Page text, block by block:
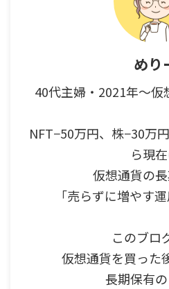
めり
40代主婦・2021年～仮
NFT−50万円、株−30万
ら現
仮想通貨の
「売らずに増やす
このブロ
仮想通貨を買った
長期保有